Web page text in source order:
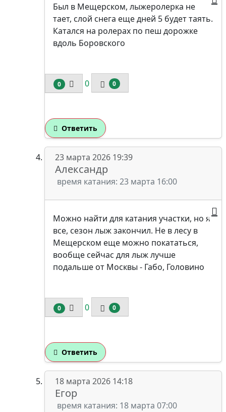
Был в Мещерском, лыжеролерка не
тает, слой снега еще дней 5 будет таять.
Катался на ролерах по пеш дорожке
вдоль Боровского
0 0 0
Ответить
23 марта 2026 19:39
Александр
время катания: 23 марта 16:00
Можно найти для катания участки, но я
все, сезон лыж закончил. Не в лесу в
Мещерском еще можно покататься,
вообще сейчас для лыж лучше
подальше от Москвы - Габо, Головино
0 0 0
Ответить
18 марта 2026 14:18
Егор
время катания: 18 марта 07:00